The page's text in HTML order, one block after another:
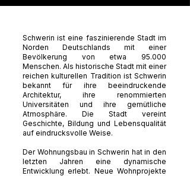
Schwerin ist eine faszinierende Stadt im
Norden Deutschlands mit einer
Bevölkerung von etwa 95.000
Menschen. Als historische Stadt mit einer
reichen kulturellen Tradition ist Schwerin
bekannt für ihre beeindruckende
Architektur, ihre renommierten
Universitäten und ihre gemütliche
Atmosphäre. Die Stadt vereint
Geschichte, Bildung und Lebensqualität
auf eindrucksvolle Weise.
Der Wohnungsbau in Schwerin hat in den
letzten Jahren eine dynamische
Entwicklung erlebt. Neue Wohnprojekte